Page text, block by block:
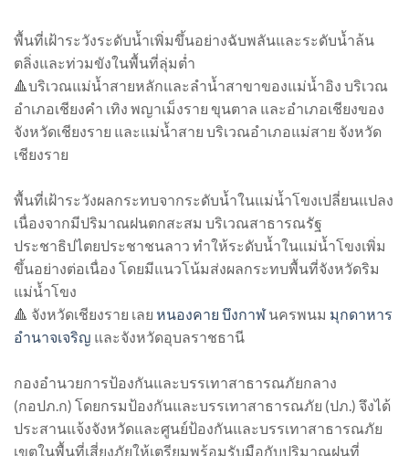
พื้นที่เฝ้าระวังระดับน้ำเพิ่มขึ้นอย่างฉับพลันและระดับน้ำล้น
ตลิ่งและท่วมขังในพื้นที่ลุ่มต่ำ
🔺บริเวณแม่น้ำสายหลักและลำน้ำสาขาของแม่น้ำอิง บริเวณ
อำเภอเชียงคำ เทิง พญาเม็งราย ขุนตาล และอำเภอเชียงของ
จังหวัดเชียงราย และแม่น้ำสาย บริเวณอำเภอแม่สาย จังหวัด
เชียงราย
พื้นที่เฝ้าระวังผลกระทบจากระดับน้ำในแม่น้ำโขงเปลี่ยนแปลง
เนื่องจากมีปริมาณฝนตกสะสม บริเวณสาธารณรัฐ
ประชาธิปไตยประชาชนลาว ทำให้ระดับน้ำในแม่น้ำโขงเพิ่ม
ขึ้นอย่างต่อเนื่อง โดยมีแนวโน้มส่งผลกระทบพื้นที่จังหวัดริม
แม่น้ำโขง
🔺 จังหวัดเชียงราย เลย หนองคาย บึงกาฬนครพนม มุกดาหาร
อำนาจเจริญ และจังหวัดอุบลราชธานี
กองอำนวยการป้องกันและบรรเทาสาธารณภัยกลาง
(กอปภ.ก) โดยกรมป้องกันและบรรเทาสาธารณภัย (ปภ.) จึงได้
ประสานแจ้งจังหวัดและศูนย์ป้องกันและบรรเทาสาธารณภัย
เขตในพื้นที่เสี่ยงภัยให้เตรียมพร้อมรับมือกับปริมาณฝนที่